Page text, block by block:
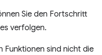
Sie den Fortschritt
verfolgen.
Funktionen sind nicht die